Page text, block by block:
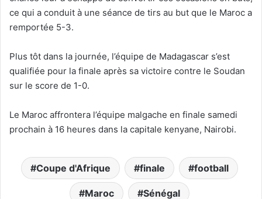
ce qui a conduit à une séance de tirs au but que le Maroc a
remportée 5-3.
Plus tôt dans la journée, l’équipe de Madagascar s’est
qualifiée pour la finale après sa victoire contre le Soudan
sur le score de 1-0.
Le Maroc affrontera l’équipe malgache en finale samedi
prochain à 16 heures dans la capitale kenyane, Nairobi.
Coupe d'Afrique finale football
Maroc Sénégal